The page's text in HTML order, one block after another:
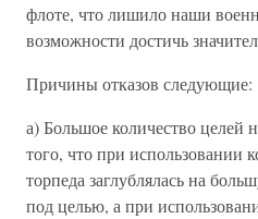
флоте, что лишило наши
возможности достичь
Причины отказов следующие:
а) Большое количество целей
того, что при использовании
торпеда заглублялась на
под целью, а при